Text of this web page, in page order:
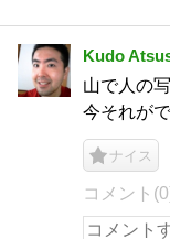
Kudo
山で人の
今それが
ナイス
コメント